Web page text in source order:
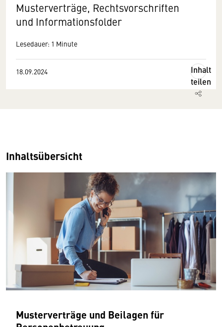
Musterverträge, Rechtsvorschriften
und Informationsfolder
Lesedauer: 1 Minute
18.09.2024
Inhalt
teilen
Inhaltsübersicht
Musterverträge und Beilagen für